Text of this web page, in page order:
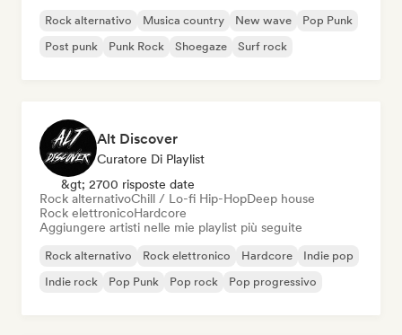
Rock alternativo Musica country New wave
Pop Punk
Post punk
Punk Rock Shoegaze Surf rock
Alt Discover
Curatore Di Playlist
&gt; 2700 risposte date
Rock alternativoChill / Lo-fi Hip-HopDeep house
Rock elettronicoHardcore
Aggiungere artisti nelle mie playlist più seguite
Rock alternativo Rock elettronico Hardcore
Indie pop
Indie rock
Pop Punk Pop rock Pop progressivo